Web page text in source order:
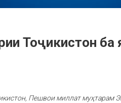
Тоҷикистон
Пешвои миллат муҳтарам